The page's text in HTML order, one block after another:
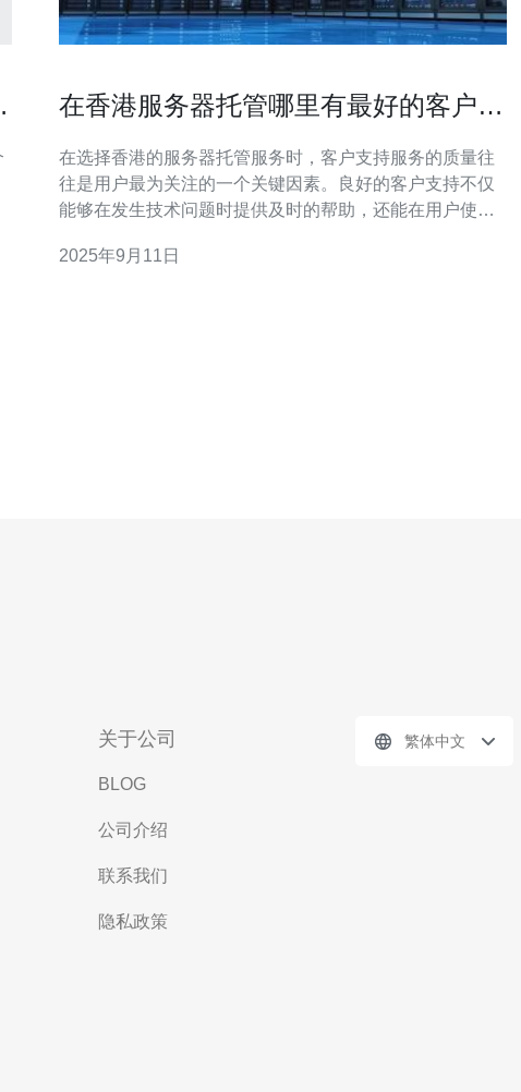
在香港服务器托管哪里有最好的客户支
在选择香港的服务器托管服务时，客户支持服务的质量往
往是用户最为关注的一个关键因素。良好的客户支持不仅
能够在发生技术问题时提供及时的帮助，还能在用户使用
将详细探讨如何评估香港服务器托管的客户支持服务，帮
2025年9月11日
关于公司
BLOG
公司介绍
联系我们
隐私政策
繁体中文